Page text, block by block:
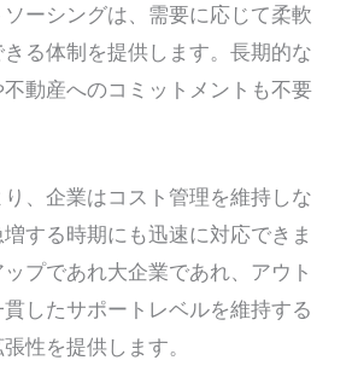
ーシングは、需要に応じて柔軟
る体制を提供します。長期的な
動産へのコミットメントも不要
、企業はコスト管理を維持しな
する時期にも迅速に対応できま
プであれ大企業であれ、アウト
したサポートレベルを維持する
性を提供します。